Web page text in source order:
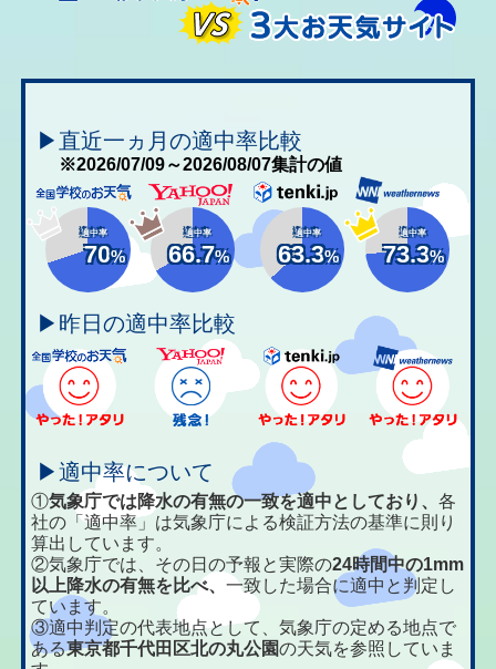
▶直近一ヵ月の適中率比較
※2026/07/09～2026/08/07集計の値
適中率
70%
適中率
66.7%
適中率
63.3%
適中率
73.3%
▶昨日の適中率比較
▶適中率について
①気象庁では降水の有無の一致を適中としており、各
社の「適中率」は気象庁による検証方法の基準に則り
算出しています。
②気象庁では、その日の予報と実際の24時間中の1mm
以上降水の有無を比べ、一致した場合に適中と判定し
ています。
③適中判定の代表地点として、気象庁の定める地点で
ある東京都千代田区北の丸公園の天気を参照していま